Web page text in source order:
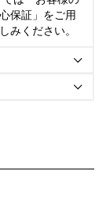
保証」をご用
みください。

